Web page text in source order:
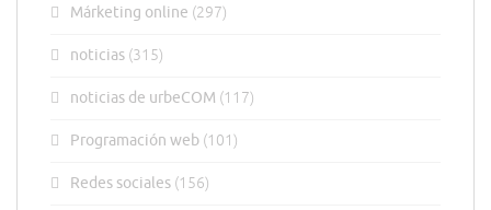
Márketing online (297)
noticias (315)
noticias de urbeCOM (117)
Programación web (101)
Redes sociales (156)